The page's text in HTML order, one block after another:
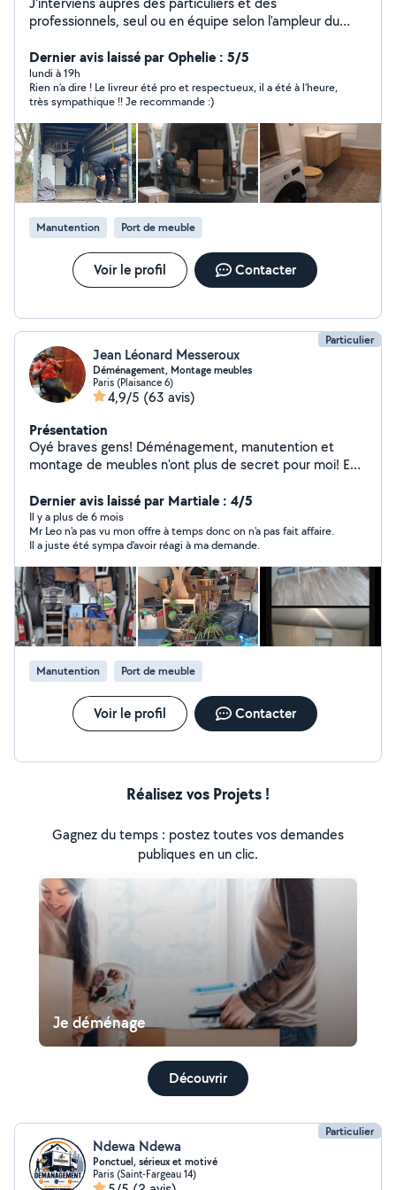
professionnels, seul ou en équipe selon l'ampleur du
extérieurs : remise en état, rénovation complète
(peinture, plomberie, électricité, sols, menuiserie,
parquet, etc.), ainsi que pour vos déménagements,
manutention lourde et aide au
chargement/déchargement. Travail soigné et sérieux,
respect des délais, et prestations couvertes par une
garantie décennale pour votre tranquillité. Devis clair et
personnalisé sur demande.
Dernier avis laissé par Ophelie : 5/5
lundi à 19h
Rien n’a dire ! Le livreur été pro et respectueux, il a été à l’heure,
très sympathique !! Je recommande :)
Manutention Port de meuble
Voir le profil Contacter
Particulier
Jean Léonard Messeroux
Déménagement, Montage meubles
Paris (Plaisance 6)
4,9/5 (63 avis)
Présentation
Oyé braves gens! Déménagement, manutention et
montage de meubles n'ont plus de secret pour moi! En
et la bonne humeur.
Dernier avis laissé par Martiale : 4/5
Il y a plus de 6 mois
Mr Leo n'a pas vu mon offre à temps donc on n'a pas fait affaire.
Il a juste été sympa d'avoir réagi à ma demande.
Manutention Port de meuble
Voir le profil Contacter
Réalisez vos Projets !
Gagnez du temps : postez toutes vos demandes
publiques en un clic.
Je déménage
Découvrir
Particulier
Ndewa Ndewa
Ponctuel, sérieux et motivé
Paris (Saint-Fargeau 14)